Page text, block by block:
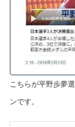
こちらが平野歩夢
ンです。